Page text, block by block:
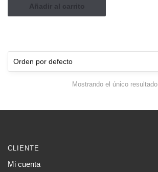
Añadir al carrito
Mostrando el único resultado
CLIENTE
Mi cuenta